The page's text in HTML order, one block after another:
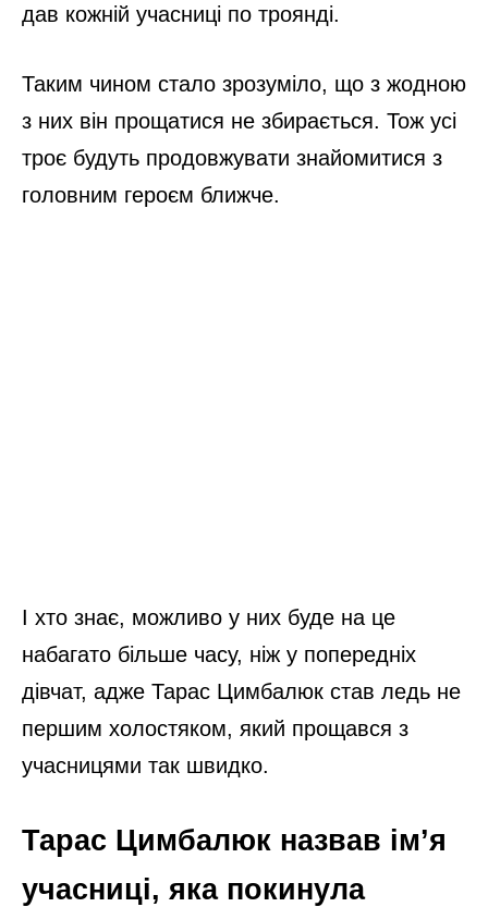
дав кожній учасниці по троянді.
Таким чином стало зрозуміло, що з жодною
з них він прощатися не збирається. Тож усі
троє будуть продовжувати знайомитися з
головним героєм ближче.
І хто знає, можливо у них буде на це
набагато більше часу, ніж у попередніх
дівчат, адже Тарас Цимбалюк став ледь не
першим холостяком, який прощався з
учасницями так швидко.
Тарас Цимбалюк назвав ім’я
учасниці, яка покинула